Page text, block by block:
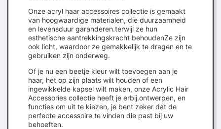
Onze acryl haar accessoires collectie is gemaakt
van hoogwaardige materialen, die duurzaamheid
en levensduur garanderen.terwijl ze hun
esthetische aantrekkingskracht behoudenZe zijn
ook licht, waardoor ze gemakkelijk te dragen en te
gebruiken zijn onderweg.
Of je nu een beetje kleur wilt toevoegen aan je
haar, het op zijn plaats wilt houden of een
ingewikkelde kapsel wilt maken, onze Acrylic Hair
Accessories collectie heeft je erbij.ontwerpen, en
functies om uit te kiezen, je bent zeker dat de
perfecte accessoire te vinden die past bij uw
behoeften.